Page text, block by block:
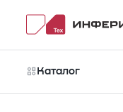
Каталог